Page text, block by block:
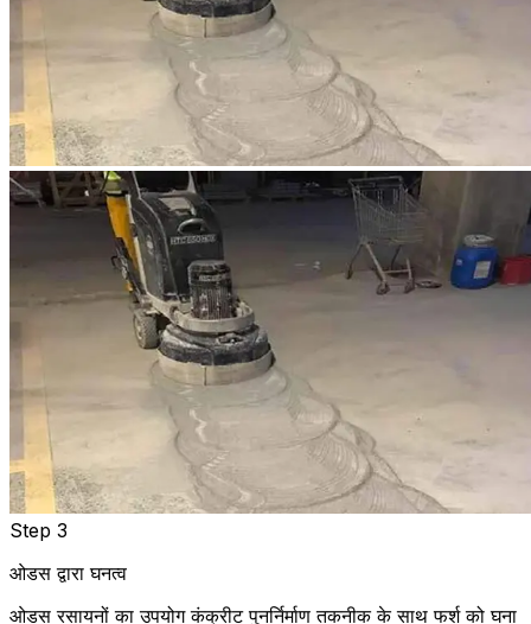
Step 3
ओडस द्वारा घनत्व
ओडस रसायनों का उपयोग कंक्रीट पुनर्निर्माण तकनीक के साथ फर्श को घना